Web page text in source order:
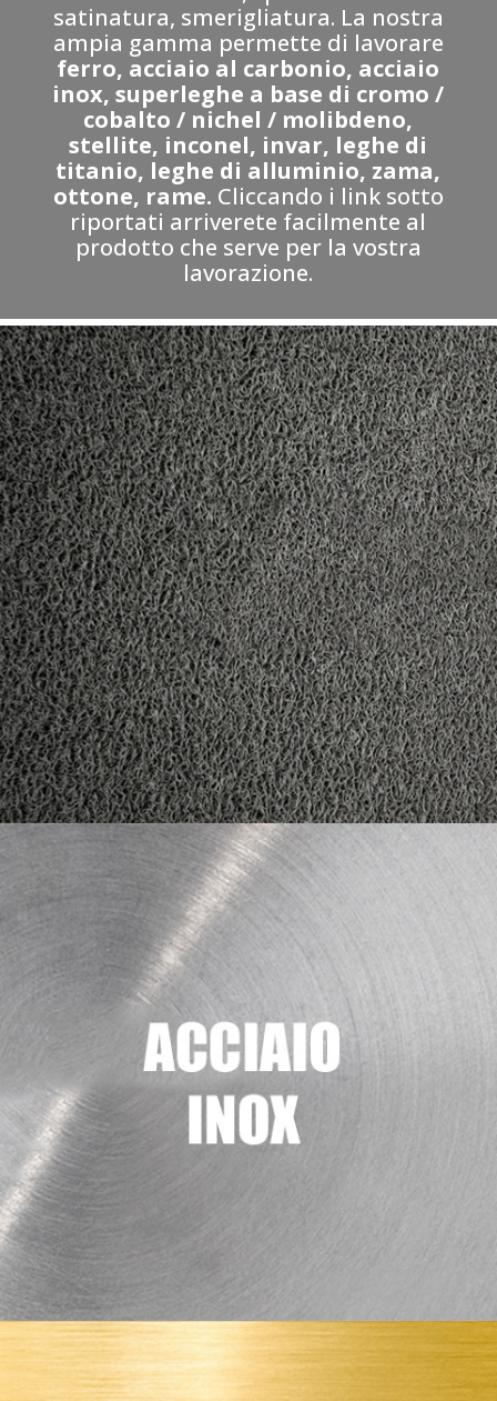
satinatura, smerigliatura. La nostra
ampia gamma permette di lavorare
ferro, acciaio al carbonio, acciaio
inox, superleghe a base di cromo /
cobalto / nichel / molibdeno,
stellite, inconel, invar, leghe di
titanio, leghe di alluminio, zama,
ottone, rame. Cliccando i link sotto
riportati arriverete facilmente al
prodotto che serve per la vostra
lavorazione.